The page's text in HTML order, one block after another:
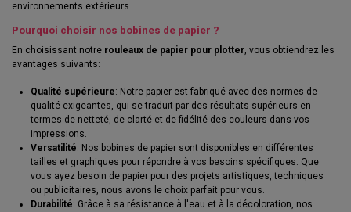
environnements extérieurs.
Pourquoi choisir nos bobines de papier ?
En choisissant notre rouleaux de papier pour plotter, vous obtiendrez les
avantages suivants:
Qualité supérieure: Notre papier est fabriqué avec des normes de
qualité exigeantes, qui se traduit par des résultats supérieurs en
termes de netteté, de clarté et de fidélité des couleurs dans vos
impressions.
Versatilité: Nos bobines de papier sont disponibles en différentes
tailles et graphiques pour répondre à vos besoins spécifiques. Que
vous ayez besoin de papier pour des projets artistiques, techniques
ou publicitaires, nous avons le choix parfait pour vous.
Durabilité: Grâce à sa résistance à l'eau et à la décoloration, nos